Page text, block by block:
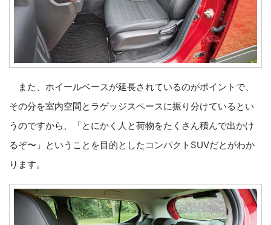
また、ホイールベースが延長されているのがポイントで、
その分を室内空間とラゲッジスペースに振り分けているとい
うのですから、「とにかく人と荷物をたくさん積んで出かけ
るぞ〜」ということを目的としたコンパクトSUVだとがわか
ります。